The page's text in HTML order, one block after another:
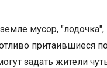
мусор, "лодочка",
притаившиеся
задать жители